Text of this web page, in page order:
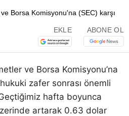
EKLE ABONE OL
ve Borsa Komisyonu’na
zafer sonrası önemli
hafta boyunca
artarak 0.63 dolar